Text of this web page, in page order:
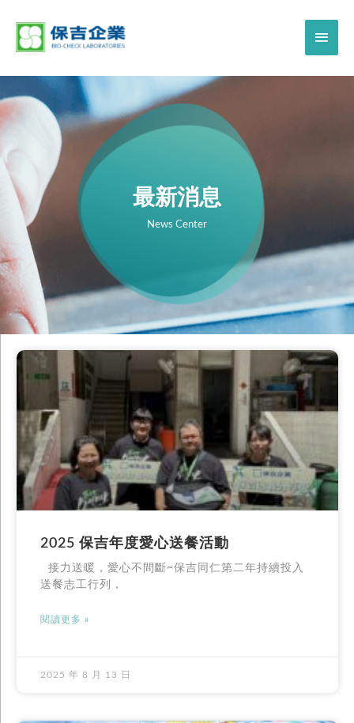
最新消息
News Center
2025 保吉年度愛心送餐活動
接力送暖，愛心不間斷~保吉同仁第二年持續投入
送餐志工行列，
閱讀更多 »
2025 年 8 月 13 日